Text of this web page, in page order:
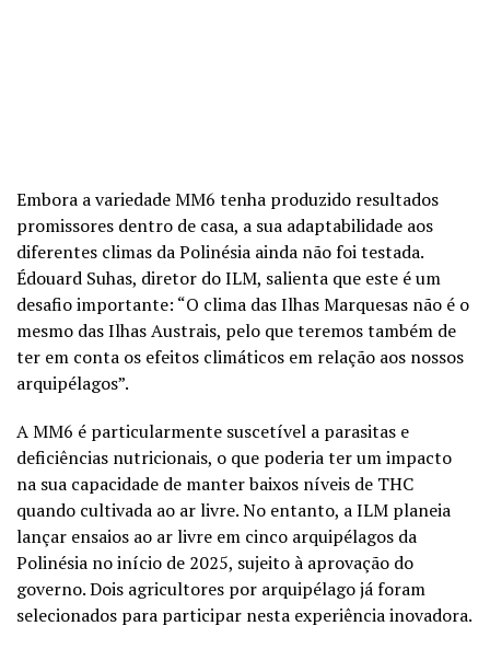
Embora a variedade MM6 tenha produzido resultados
promissores dentro de casa, a sua adaptabilidade aos
diferentes climas da Polinésia ainda não foi testada.
Édouard Suhas, diretor do ILM, salienta que este é um
desafio importante: “O clima das Ilhas Marquesas não é o
mesmo das Ilhas Austrais, pelo que teremos também de
ter em conta os efeitos climáticos em relação aos nossos
arquipélagos”.
A MM6 é particularmente suscetível a parasitas e
deficiências nutricionais, o que poderia ter um impacto
na sua capacidade de manter baixos níveis de THC
quando cultivada ao ar livre. No entanto, a ILM planeia
lançar ensaios ao ar livre em cinco arquipélagos da
Polinésia no início de 2025, sujeito à aprovação do
governo. Dois agricultores por arquipélago já foram
selecionados para participar nesta experiência inovadora.